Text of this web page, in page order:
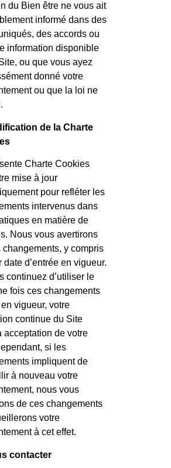
du Bien être ne vous ait
informé dans des
des accords ou
information disponible
ou que vous ayez
donné votre
ou que la loi ne
de la Charte
Charte Cookies
mise à jour
pour refléter les
intervenus dans
en matière de
Nous vous avertirons
changements, y compris
date d’entrée en vigueur.
continuez d’utiliser le
fois ces changements
vigueur, votre
continue du Site
acceptation de votre
si les
impliquent de
à nouveau votre
nous vous
de ces changements
votre
à cet effet.
contacter